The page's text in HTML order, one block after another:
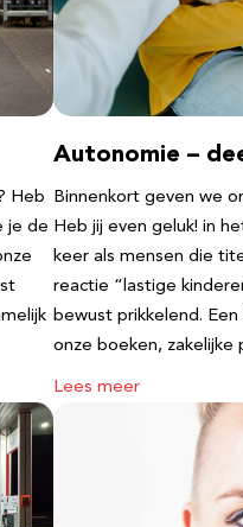
Heb
je de
Autonomie –
Binnenkort geven we
Heb jij even geluk! in
keer als mensen die
reactie “lastige
bewust prikkelend.
onze boeken,
Lees meer